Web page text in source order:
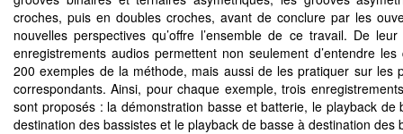
croches, puis en doubles croches, avant de conclure par les
nouvelles perspectives qu’offre l’ensemble de ce travail. De
enregistrements audios permettent non seulement d’entendre les
200 exemples de la méthode, mais aussi de les pratiquer sur les
correspondants. Ainsi, pour chaque exemple, trois
sont proposés : la démonstration basse et batterie, le playback de
destination des bassistes et le playback de basse à destination des